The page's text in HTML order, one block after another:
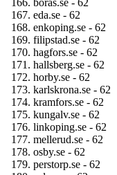
eda.se - 62
enkoping.se - 62
filipstad.se - 62
hagfors.se - 62
hallsberg.se - 62
horby.se - 62
karlskrona.se - 62
kramfors.se - 62
kungalv.se - 62
linkoping.se - 62
mellerud.se - 62
osby.se - 62
perstorp.se - 62